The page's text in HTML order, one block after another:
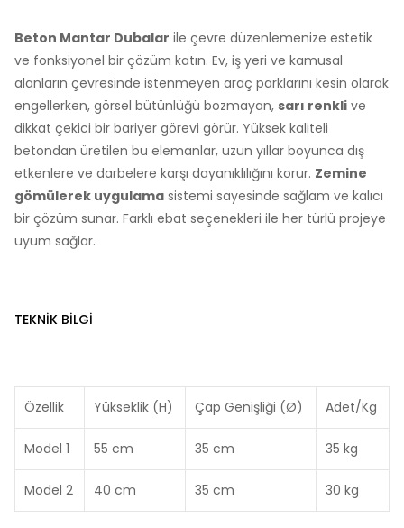
Beton Mantar Dubalar ile çevre düzenlemenize estetik
ve fonksiyonel bir çözüm katın. Ev, iş yeri ve kamusal
alanların çevresinde istenmeyen araç parklarını kesin olarak
engellerken, görsel bütünlüğü bozmayan, sarı renkli ve
dikkat çekici bir bariyer görevi görür. Yüksek kaliteli
betondan üretilen bu elemanlar, uzun yıllar boyunca dış
etkenlere ve darbelere karşı dayanıklılığını korur. Zemine
gömülerek uygulama sistemi sayesinde sağlam ve kalıcı
bir çözüm sunar. Farklı ebat seçenekleri ile her türlü projeye
uyum sağlar.
TEKNIK BILGI
Özellik Yükseklik (H) Çap Genişliği (Ø) Adet/Kg
Model 1 55 cm 35 cm 35 kg
Model 2 40 cm 35 cm 30 kg